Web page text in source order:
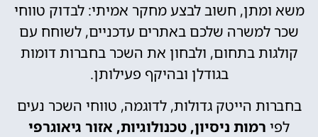
משא ומתן, חשוב לבצע מחקר אמיתי: לבדוק טווחי
שכר למשרה שלכם באתרים עדכניים, לשוחח עם
קולגות בתחום, ולבחון את השכר בחברות דומות
בגודלן ובהיקף פעילותן.
בחברות הייטק גדולות, לדוגמה, טווחי השכר נעים
לפי רמות ניסיון, טכנולוגיות, אזור גיאוגרפי